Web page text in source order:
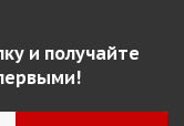
и получайте